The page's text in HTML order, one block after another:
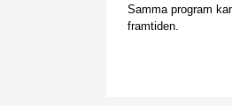
Samma program
framtiden.